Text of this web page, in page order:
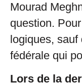
Mourad
question.
logiques, sauf
fédérale qui
Lors de la